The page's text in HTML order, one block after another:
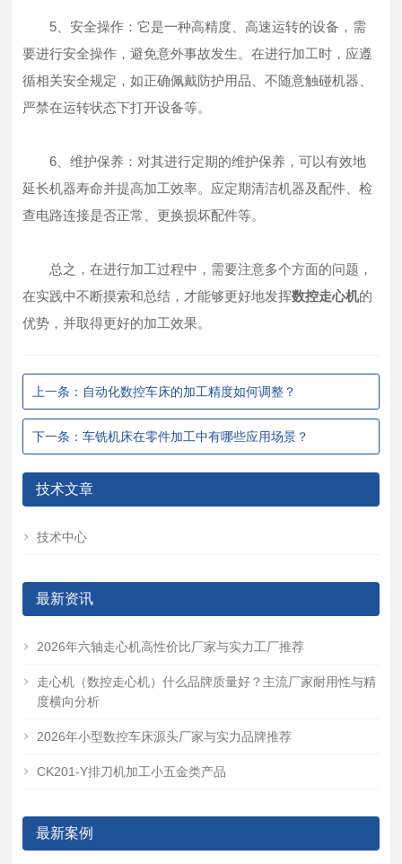
5、安全操作：它是一种高精度、高速运转的设备，需
要进行安全操作，避免意外事故发生。在进行加工时，应遵
循相关安全规定，如正确佩戴防护用品、不随意触碰机器、
严禁在运转状态下打开设备等。
6、维护保养：对其进行定期的维护保养，可以有效地
延长机器寿命并提高加工效率。应定期清洁机器及配件、检
查电路连接是否正常、更换损坏配件等。
总之，在进行加工过程中，需要注意多个方面的问题，
在实践中不断摸索和总结，才能够更好地发挥数控走心机的
优势，并取得更好的加工效果。
上一条：自动化数控车床的加工精度如何调整？
下一条：车铣机床在零件加工中有哪些应用场景？
技术文章
技术中心
最新资讯
2026年六轴走心机高性价比厂家与实力工厂推荐
走心机（数控走心机）什么品牌质量好？主流厂家耐用性与精
度横向分析
2026年小型数控车床源头厂家与实力品牌推荐
CK201-Y排刀机加工小五金类产品
最新案例